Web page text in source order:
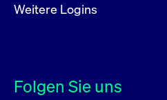
Weitere Logins
Folgen Sie uns